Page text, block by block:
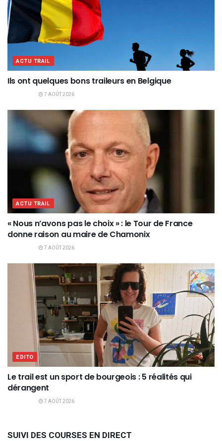
ACTU TRAIL
Ils ont quelques bons traileurs en Belgique
7 AOÛT 2026
ACTU TRAIL
« Nous n’avons pas le choix » : le Tour de France
donne raison au maire de Chamonix
7 AOÛT 2026
EDITO
Le trail est un sport de bourgeois : 5 réalités qui
dérangent
7 AOÛT 2026
SUIVI DES COURSES EN DIRECT